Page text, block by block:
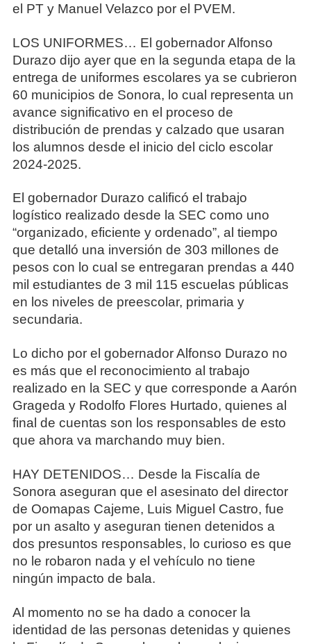
el PT y Manuel Velazco por el PVEM.
LOS UNIFORMES… El gobernador Alfonso
Durazo dijo ayer que en la segunda etapa de la
entrega de uniformes escolares ya se cubrieron
60 municipios de Sonora, lo cual representa un
avance significativo en el proceso de
distribución de prendas y calzado que usaran
los alumnos desde el inicio del ciclo escolar
2024-2025.
El gobernador Durazo calificó el trabajo
logístico realizado desde la SEC como uno
“organizado, eficiente y ordenado”, al tiempo
que detalló una inversión de 303 millones de
pesos con lo cual se entregaran prendas a 440
mil estudiantes de 3 mil 115 escuelas públicas
en los niveles de preescolar, primaria y
secundaria.
Lo dicho por el gobernador Alfonso Durazo no
es más que el reconocimiento al trabajo
realizado en la SEC y que corresponde a Aarón
Grageda y Rodolfo Flores Hurtado, quienes al
final de cuentas son los responsables de esto
que ahora va marchando muy bien.
HAY DETENIDOS… Desde la Fiscalía de
Sonora aseguran que el asesinato del director
de Oomapas Cajeme, Luis Miguel Castro, fue
por un asalto y aseguran tienen detenidos a
dos presuntos responsables, lo curioso es que
no le robaron nada y el vehículo no tiene
ningún impacto de bala.
Al momento no se ha dado a conocer la
identidad de las personas detenidas y quienes